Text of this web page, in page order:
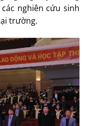
nghiên cứu sinh
trường.